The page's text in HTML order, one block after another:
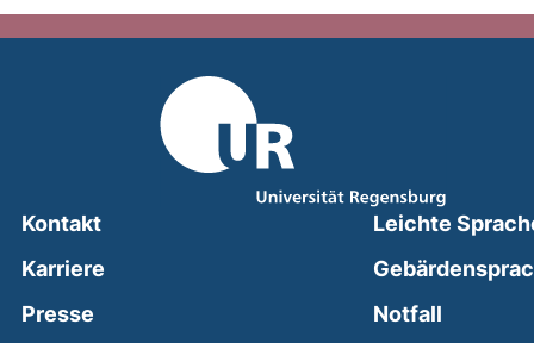
Kontakt
Karriere
Presse
Leichte
Notfall